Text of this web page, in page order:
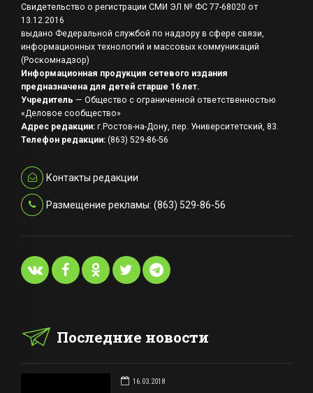
Свидетельство о регистрации СМИ ЭЛ № ФС 77-68020 от
13.12.2016
выдано Федеральной службой по надзору в сфере связи,
информационных технологий и массовых коммуникаций
(Роскомнадзор)
Информационная продукция сетевого издания
предназначена для детей старше 16 лет.
Учредитель — Общество с ограниченной ответственностью
«Деловое сообщество»
Адрес редакции: г.Ростов-на-Дону, пер. Университетский, 83.
Телефон редакции: (863) 529-86-56
Контакты редакции
Размещение рекламы: (863) 529-86-56
Последние новости
16.03.2018